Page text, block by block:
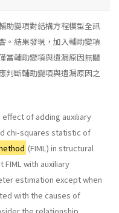
助變項對結構方程模型全訊
。結果發現，加入輔助變項
當輔助變項與遺漏原因無關
判斷輔助變項與遺漏原因之
of adding auxiliary
chi-squares statistic of
(FIML) in structural
with auxiliary
estimation except when
with the causes of